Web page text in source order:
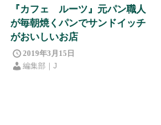
『カフェ ルーツ』元パン職人
が毎朝焼くパンでサンドイッチ
がおいしいお店
2019年3月15日
編集部｜J